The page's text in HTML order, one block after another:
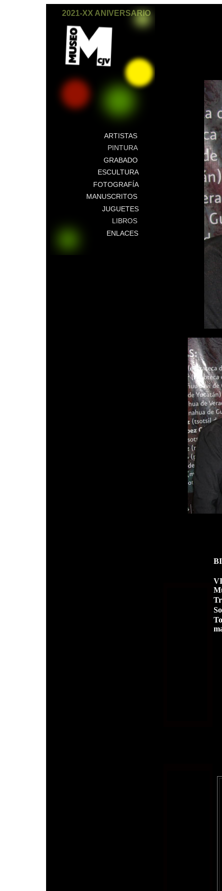
2021-XX ANIVERSARIO
ARTISTAS
PINTURA
GRABADO
ESCULTURA
FOTOGRAFÍA
MANUSCRITOS
JUGUETES
LIBROS
ENLACES